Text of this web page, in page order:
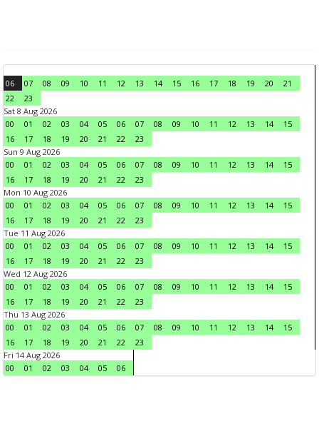
06 07 08 09 10 11 12 13 14 15 16 17 18 19 20
21
22
23
Sat 8 Aug 2026
00
01 02 03 04 05 06 07 08 09 10 11 12 13 14
15
16
17 18 19 20 21 22
23
Sun 9 Aug 2026
00
01 02 03 04 05 06 07 08 09 10 11 12 13 14
15
16
17 18 19 20 21 22
23
Mon 10 Aug 2026
00
01 02 03 04 05 06 07 08 09 10 11 12 13 14
15
16
17 18 19 20 21 22
23
Tue 11 Aug 2026
00
01 02 03 04 05 06 07 08 09 10 11 12 13 14
15
16
17 18 19 20 21 22
23
Wed 12 Aug 2026
00
01 02 03 04 05 06 07 08 09 10 11 12 13 14
15
16
17 18 19 20 21 22
23
Thu 13 Aug 2026
00
01 02 03 04 05 06 07 08 09 10 11 12 13 14
15
16
17 18 19 20 21 22
23
Fri 14 Aug 2026
00
01 02 03 04 05 06